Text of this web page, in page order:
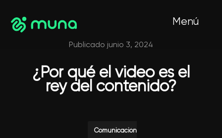
Menú
Publicado junio 3, 2024
¿Por qué el video es el
rey del contenido?
Comunicación